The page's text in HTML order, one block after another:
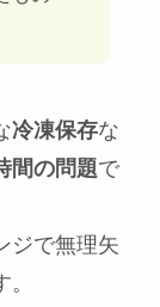
冷凍保存な
間の問題で
ジで無理矢